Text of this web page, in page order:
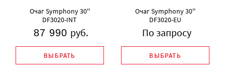
Очаг Symphony 30''
DF3020-INT
87 990 руб.
ВЫБРАТЬ
Очаг Symphony 30''
DF3020-EU
По запросу
ВЫБРАТЬ